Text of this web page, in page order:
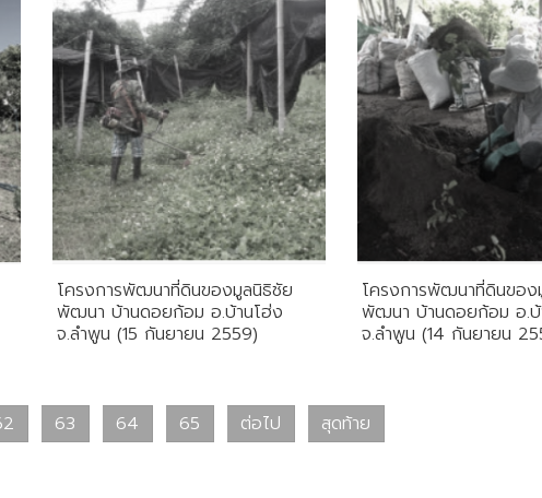
โครงการพัฒนาที่ดินของมูลนิธิชัย
พัฒนา บ้านดอยก้อม อ.บ้านโฮ่ง
จ.ลำพูน (15 กันยายน 2559)
โครงการพัฒนาที่ดินของ
พัฒนา บ้านดอยก้อม อ.บ้
จ.ลำพูน (14 กันยายน
63 64 65 ต่อไป สุดท้าย